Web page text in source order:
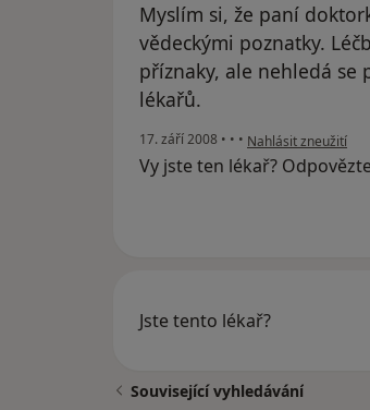
Myslím si, že paní
vědeckými poznatky.
příznaky, ale nehledá
lékařů.
17. září 2008 • • • podle názoru
Nahlásit zneužití
Vy jste ten lékař?
Jste tento lékař?
Související vyhledávání